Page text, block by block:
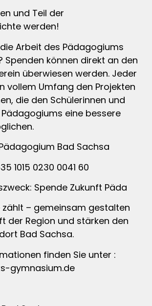
und Teil der
werden!
Arbeit des Pädagogiums
Spenden können direkt an den
überwiesen werden. Jeder
vollem Umfang den Projekten
die den Schülerinnen und
eine bessere
Bad Sachsa
1015 0230 0041 60
Spende Zukunft Päda
zählt – gemeinsam gestalten
der Region und stärken den
Bad Sachsa.
finden Sie unter :
gymnasium.de